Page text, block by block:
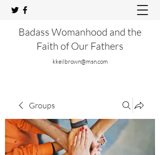
Badass Womanhood and the
Faith of Our Fathers
kkeilbrown@msn.com
Groups